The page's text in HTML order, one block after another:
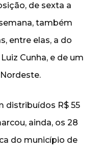
de sexta a
também
entre elas, a do
Cunha, e de um
distribuídos R$ 55
ainda, os 28
do município de